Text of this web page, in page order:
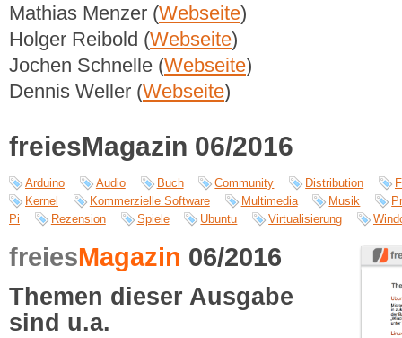
Mathias Menzer (Webseite)
Holger Reibold (Webseite)
Jochen Schnelle (Webseite)
Dennis Weller (Webseite)
freiesMagazin 06/2016
Arduino Audio Buch Community Distribution
Kernel
Kommerzielle Software Multimedia Musik
Pi
Rezension Spiele Ubuntu Virtualisierung
freiesMagazin 06/2016
Themen dieser Ausgabe
sind u.a.